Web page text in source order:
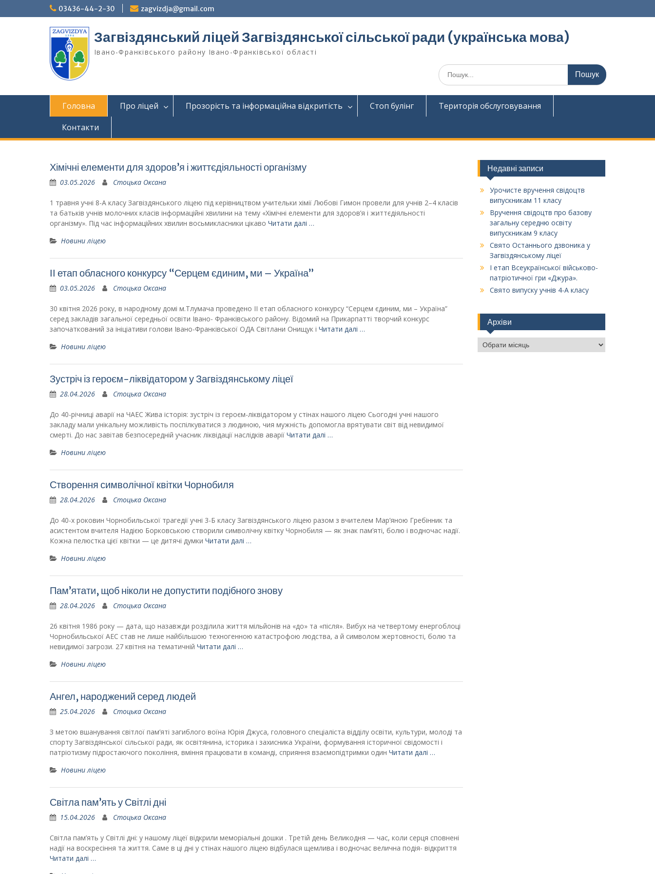
до
03436-44-2-30 zagvizdja@gmail.com
Загвіздянський ліцей Загвіздянської сільської ради (українська мова)
Івано-Франківського району Івано-Франківської області
Шукати:
Головна Про ліцей Прозорість та інформаційна відкритість Стоп булінг
Територія обслуговування
Контакти
Хімічні елементи для здоров’я і життєдіяльності організму
03.05.2026 Стоцька Оксана
1 травня учні 8-А класу Загвіздянського ліцею під керівництвом учительки хімії Любові Гимон провели для учнів 2–4 класів
та батьків учнів молочних класів інформаційні хвилини на тему «Хімічні елементи для здоров’я і життєдіяльності
організму». Під час інформаційних хвилин восьмикласники цікаво Читати далі …
Новини ліцею
ІІ етап обласного конкурсу “Серцем єдиним, ми – Україна”
03.05.2026 Стоцька Оксана
30 квітня 2026 року, в народному домі м.Тлумача проведено ІІ етап обласного конкурсу “Серцем єдиним, ми – Україна”
серед закладів загальної середньої освіти Івано- Франківського району. Відомий на Прикарпатті творчий конкурс
започаткований за ініціативи голови Івано-Франківської ОДА Світлани Онищук і Читати далі …
Новини ліцею
Зустріч із героєм-ліквідатором у Загвіздянському ліцеї
28.04.2026 Стоцька Оксана
До 40-річниці аварії на ЧАЕС Жива історія: зустріч із героєм-ліквідатором у стінах нашого ліцею ​Сьогодні учні нашого
закладу мали унікальну можливість поспілкуватися з людиною, чия мужність допомогла врятувати світ від невидимої
смерті. До нас завітав безпосередній учасник ліквідації наслідків аварії Читати далі …
Новини ліцею
Створення символічної квітки Чорнобиля
28.04.2026 Стоцька Оксана
До 40-х роковин Чорнобильської трагедії учні 3-Б класу Загвіздянського ліцею разом з вчителем Мар’яною Гребінник та
асистентом вчителя Надією Борковською створили символічну квітку Чорнобиля — як знак пам’яті, болю і водночас надії.
Кожна пелюстка цієї квітки — це дитячі думки Читати далі …
Новини ліцею
Пам’ятати, щоб ніколи не допустити подібного знову
28.04.2026 Стоцька Оксана
​26 квітня 1986 року — дата, що назавжди розділила життя мільйонів на «до» та «після». Вибух на четвертому енергоблоці
Чорнобильської АЕС став не лише найбільшою техногенною катастрофою людства, а й символом жертовності, болю та
невидимої загрози. 27 квітня на тематичній Читати далі …
Новини ліцею
Ангел, народжений серед людей
25.04.2026 Стоцька Оксана
З метою вшанування світлої пам’яті загиблого воїна Юрія Джуса, головного спеціаліста відділу освіти, культури, молоді та
спорту Загвіздянської сільської ради, як освітянина, історика і захисника України, формування історичної свідомості і
патріотизму підростаючого покоління, вміння працювати в команді, сприяння взаємопідтримки один Читати далі …
Новини ліцею
Світла пам’ять у Світлі дні
15.04.2026 Стоцька Оксана
Світла пам’ять у Світлі дні: у нашому ліцеї відкрили меморіальні дошки . Третій день Великодня — час, коли серця сповнені
надії на воскресіння та життя. Саме в ці дні у стінах нашого ліцею відбулася щемлива і водночас велична подія- відкриття
Читати далі …
Недавні записи
Урочисте вручення свідоцтв
випускникам 11 класу
Вручення свідоцтв про базову
загальну середню освіту
випускникам 9 класу
Свято Останнього дзвоника у
Загвіздянському ліцеї
І етап Всеукраїнської військово-
патріотичної гри «Джура».
Свято випуску учнів 4-А класу
Архіви
Архіви